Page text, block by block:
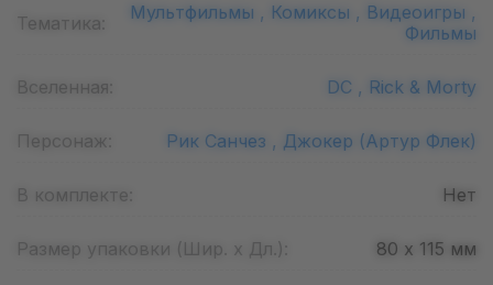
Тематика: Мультфильмы , Комиксы , Видеоигры ,
Фильмы
Вселенная: DC , Rick & Morty
Персонаж: Рик Санчез , Джокер (Артур Флек)
В комплекте: Нет
Размер упаковки (Шир. х Дл.): 80 х 115 мм